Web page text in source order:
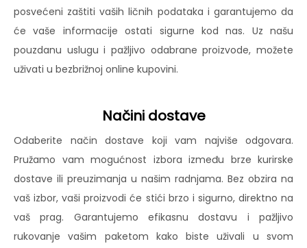
posvećeni zaštiti vaših ličnih podataka i garantujemo da
će vaše informacije ostati sigurne kod nas. Uz našu
pouzdanu uslugu i pažljivo odabrane proizvode, možete
uživati u bezbrižnoj online kupovini.
Načini dostave
Odaberite način dostave koji vam najviše odgovara.
Pružamo vam mogućnost izbora između brze kurirske
dostave ili preuzimanja u našim radnjama. Bez obzira na
vaš izbor, vaši proizvodi će stići brzo i sigurno, direktno na
vaš prag. Garantujemo efikasnu dostavu i pažljivo
rukovanje vašim paketom kako biste uživali u svom